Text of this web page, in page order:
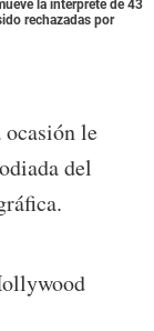
la intérprete de 43
rechazadas por
le
del